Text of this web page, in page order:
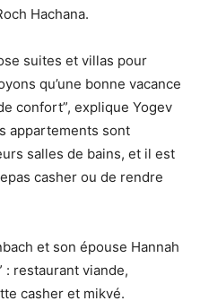
Hachana.
suites et villas pour
qu’une bonne vacance
confort”, explique Yogev
appartements sont
salles de bains, et il est
casher ou de rendre
et son épouse Hannah
: restaurant viande,
casher et mikvé.